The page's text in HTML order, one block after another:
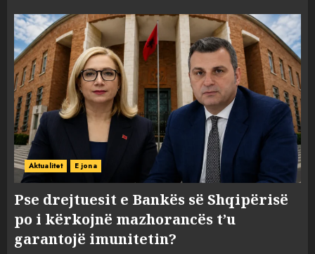
Aktualitet E jona
Pse drejtuesit e Bankës së Shqipërisë
po i kërkojnë mazhorancës t’u
garantojë imunitetin?